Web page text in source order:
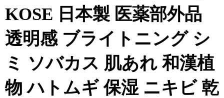
KOSE 日本製 医薬部外品
透明感 ブライトニング シ
ミ ソバカス 肌あれ 和漢植
物 ハトムギ 保湿 ニキビ 乾